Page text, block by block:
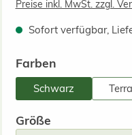
Preise inkl. MwSt. zzgl.
Sofort verfügbar,
Farbenauswählen
Schwarz
Größeauswählen